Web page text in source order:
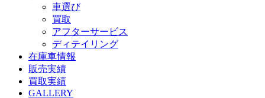
車選び
買取
アフターサービス
ディテイリング
在庫車情報
販売実績
買取実績
GALLERY